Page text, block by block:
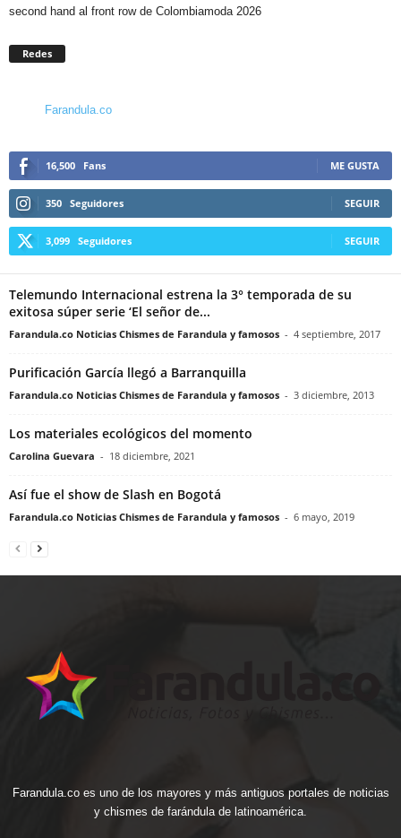
second hand al front row de Colombiamoda 2026
Redes
Farandula.co
16,500 Fans ME GUSTA
350 Seguidores SEGUIR
3,099 Seguidores SEGUIR
Telemundo Internacional estrena la 3° temporada de su
exitosa súper serie ‘El señor de...
Farandula.co Noticias Chismes de Farandula y famosos - 4 septiembre, 2017
Purificación García llegó a Barranquilla
Farandula.co Noticias Chismes de Farandula y famosos - 3 diciembre, 2013
Los materiales ecológicos del momento
Carolina Guevara - 18 diciembre, 2021
Así fue el show de Slash en Bogotá
Farandula.co Noticias Chismes de Farandula y famosos - 6 mayo, 2019
Farandula.co es uno de los mayores y más antiguos portales de noticias
y chismes de farándula de latinoamérica.